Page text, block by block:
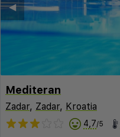
◀︎
Mediteran
Zadar, Zadar, Kroatia
4,7/5